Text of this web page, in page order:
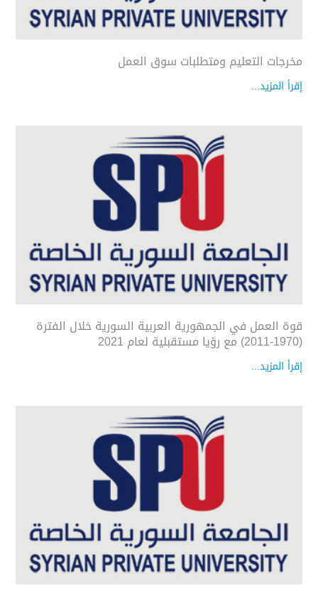
مخرجات التعليم ومتطلبات سوق العمل
إقرأ المزيد...
قوة العمل في الجمهورية العربية السورية خلال الفترة
(1970-2011) مع رؤيا مستقبلية لعام 2021
إقرأ المزيد...